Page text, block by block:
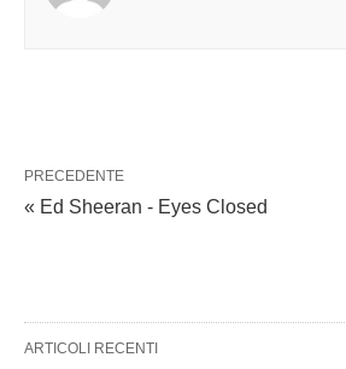
PRECEDENTE
« Ed Sheeran - Eyes Closed
ARTICOLI RECENTI